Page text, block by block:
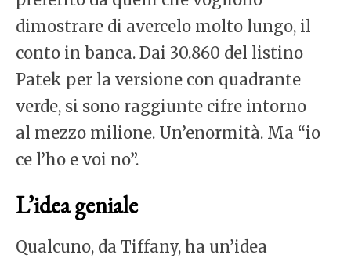
dimostrare di avercelo molto lungo, il
conto in banca. Dai 30.860 del listino
Patek per la versione con quadrante
verde, si sono raggiunte cifre intorno
al mezzo milione. Un’enormità. Ma “io
ce l’ho e voi no”.
L’idea geniale
Qualcuno, da Tiffany, ha un’idea